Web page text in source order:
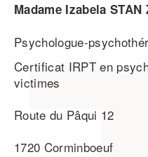
Madame Izabela STAN
Psychologue-
Certificat IRPT en
victimes
Route du Pâqui 12
1720 Corminboeuf